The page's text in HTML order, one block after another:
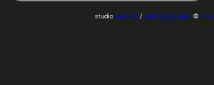
studio caohom /gottfried binder © now